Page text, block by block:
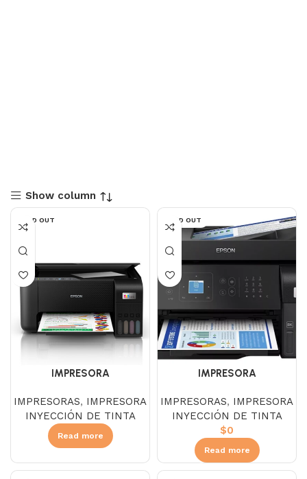
Show column
SOLD OUT
IMPRESORA
ECOTANK L3250 WIFI
IMPRESORAS, IMPRESORA
INYECCIÓN DE TINTA
Read more
SOLD OUT
IMPRESORA
ECOTANK L5590 WIFI
IMPRESORAS, IMPRESORA
INYECCIÓN DE TINTA
$0
Read more